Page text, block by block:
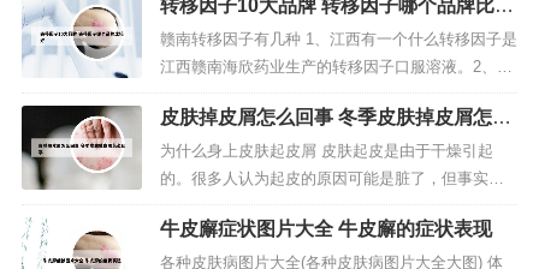
方式非常简单，大家将少量的药膏涂抹在发病部位
就可以，一般来讲每天使用两次就能够见效。2、卡
泊三醇软膏，用于寻常型银屑病的局部治疗。卡泊
三醇不应应用面部，避免直接用...
转移因子10大品牌 转移因子哪个品牌比较
好
赣南转移因子有几种 1、江西有一个什么转移因子是
江西赣南海欣药业生产的转移因子口服溶液。2、没
有几种啊，就一种。没有大小人分的。只有不同厂
家出的。还有胶囊的。3、长春精优药业股份有限公
司生产的转移因子口服液，儿童服用肯定是没有问
题，因为我们家是儿童专科医院，用的就是这种。
至于说明书，不好意思我没仔细...
皮肤掉皮屑怎么回事 冬季皮肤掉皮屑怎么
回事
为什么身上皮肤起皮屑 皮肤起皮是由于干燥引起
的。很多人认为起皮的原因可能是脏了，但事实
上，这并不完全正确。皮肤的表层有一层角质层，
它是由死亡的角质细胞构成的。当皮肤太干燥时，
角质层会变得更加薄弱，可能会出现剥落或起皮的
牛皮廨症状图片大全 牛皮廨的症状表现
各种皮肤病图片大全(各种皮肤病图片大全大图) 体